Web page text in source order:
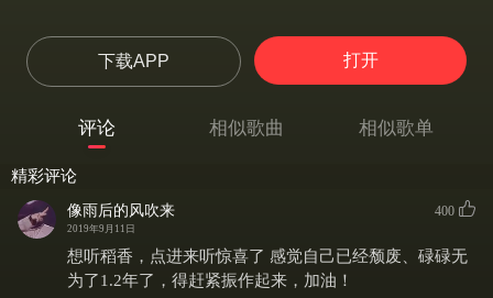
下载APP 打开
评论 相似歌曲 相似歌单
精彩评论
像雨后的风吹来
2019年9月11日
400
想听稻香，点进来听惊喜了 感觉自己已经颓废、碌碌无
为了1.2年了，得赶紧振作起来，加油！